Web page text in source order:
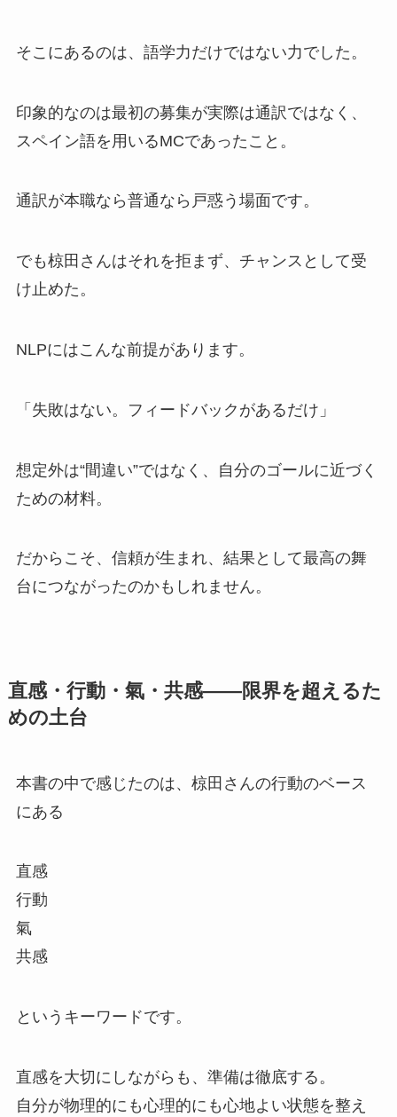
そこにあるのは、語学力だけではない力でした。
印象的なのは最初の募集が実際は通訳ではなく、
スペイン語を用いるMCであったこと。
通訳が本職なら普通なら戸惑う場面です。
でも椋田さんはそれを拒まず、チャンスとして受
け止めた。
NLPにはこんな前提があります。
「失敗はない。フィードバックがあるだけ」
想定外は“間違い”ではなく、自分のゴールに近づく
ための材料。
だからこそ、信頼が生まれ、結果として最高の舞
台につながったのかもしれません。
直感・行動・氣・共感――限界を超えるた
めの土台
本書の中で感じたのは、椋田さんの行動のベース
にある
直感
行動
氣
共感
というキーワードです。
直感を大切にしながらも、準備は徹底する。
自分が物理的にも心理的にも心地よい状態を整え